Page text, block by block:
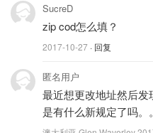
SucreD
zip cod怎么填？
2017-10-27 · 回复
匿名用户
最近想更改地址然后发
是有什么新规定了吗。